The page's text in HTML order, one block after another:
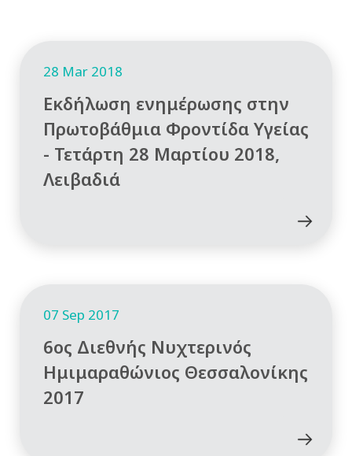
28 Mar 2018
Εκδήλωση ενημέρωσης στην
Πρωτοβάθμια Φροντίδα Υγείας
- Τετάρτη 28 Μαρτίου 2018,
Λειβαδιά
07 Sep 2017
6ος Διεθνής Νυχτερινός
Ημιμαραθώνιος Θεσσαλονίκης
2017